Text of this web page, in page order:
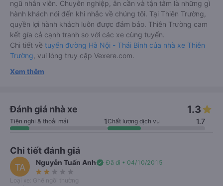
ngũ nhân viên. Chuyên nghiệp, ân cần và tận tâm là những gì
hành khách nói đến khi nhắc về chúng tôi. Tại Thiên Trường,
quyền lợi hành khách luôn được đảm bảo. Thiên Trường cam
kết gía cả cạnh tranh so với các xe cùng tuyến.
Chi tiết về tuyến đường Hà Nội - Thái Bình của nhà xe Thiên
Trường , vui lòng truy cập Vexere.com.
Xem thêm
Đánh giá nhà xe 1.3
Tiện nghi & thoải mái 1 Chất lượng dịch vụ 1.7
Chi tiết đánh giá
TA Nguyễn Tuấn Anhverified Đã đi • 04/10/2015
star_rate star_rate star_rate star_rate star_rate
Loại xe: Ghế ngồi thường